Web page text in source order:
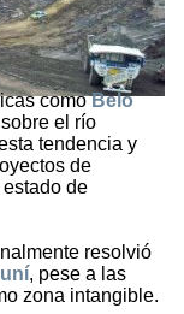
comoBelo
el río
tendencia y
de
de
resolvió
, pese a las
zona intangible.